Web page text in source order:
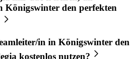
Königswinter den perfekten
in in Königswinter den
kostenlos nutzen?